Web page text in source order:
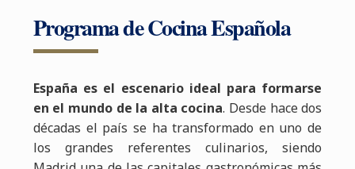
Programa de Cocina Española
España es el escenario ideal para formarse
en el mundo de la alta cocina. Desde hace dos
décadas el país se ha transformado en uno de
los grandes referentes culinarios, siendo